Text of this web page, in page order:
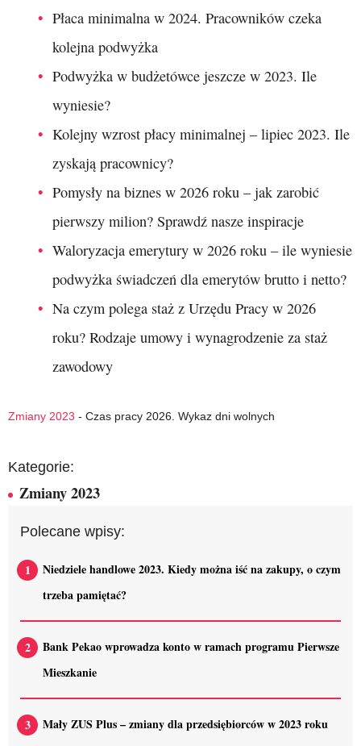
Płaca minimalna w 2024. Pracowników czeka
kolejna podwyżka
Podwyżka w budżetówce jeszcze w 2023. Ile
wyniesie?
Kolejny wzrost płacy minimalnej – lipiec 2023. Ile
zyskają pracownicy?
Pomysły na biznes w 2026 roku – jak zarobić
pierwszy milion? Sprawdź nasze inspiracje
Waloryzacja emerytury w 2026 roku – ile wyniesie
podwyżka świadczeń dla emerytów brutto i netto?
Na czym polega staż z Urzędu Pracy w 2026
roku? Rodzaje umowy i wynagrodzenie za staż
zawodowy
Zmiany 2023 - Czas pracy 2026. Wykaz dni wolnych
Kategorie:
Zmiany 2023
Polecane wpisy:
Niedziele handlowe 2023. Kiedy można iść na zakupy, o czym
trzeba pamiętać?
Bank Pekao wprowadza konto w ramach programu Pierwsze
Mieszkanie
Mały ZUS Plus – zmiany dla przedsiębiorców w 2023 roku